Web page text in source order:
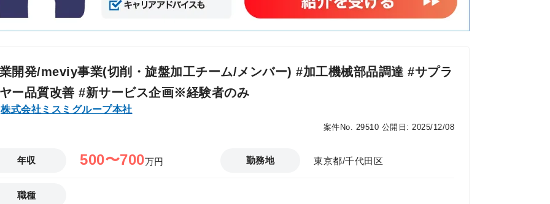
開発/meviy事業(切削・旋盤加工チーム/メンバー) #加工機械部品調達 #サプラ
ー品質改善 #新サービス企画※経験者のみ
株式会社ミスミグループ本社
案件No. 29510 公開日: 2025/12/08
年収 500〜700万円 勤務地 東京都/千代田区
職種